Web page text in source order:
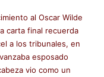
al Oscar Wilde
carta final recuerda
a los tribunales, en
esposado
vio como un